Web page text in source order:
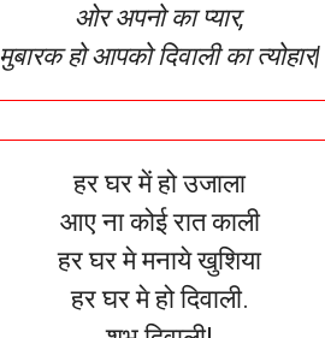
ओर अपनो का प्यार,
मुबारक हो आपको दिवाली का त्योहार|
हर घर में हो उजाला
आए ना कोई रात काली
हर घर मे मनाये खुशिया
हर घर मे हो दिवाली.